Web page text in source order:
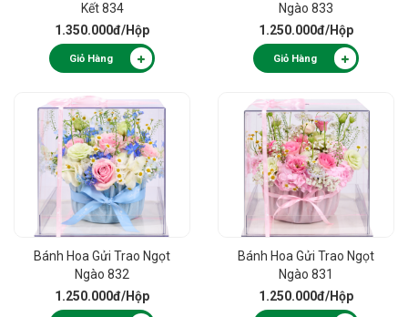
Kết 834
1.350.000đ/Hộp
Giỏ Hàng
Ngào 833
1.250.000đ/Hộp
Giỏ Hàng
Bánh Hoa Gửi Trao Ngọt
Ngào 832
1.250.000đ/Hộp
Bánh Hoa Gửi Trao Ngọt
Ngào 831
1.250.000đ/Hộp